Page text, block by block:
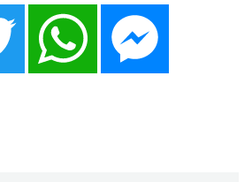
Twitter WhatsApp